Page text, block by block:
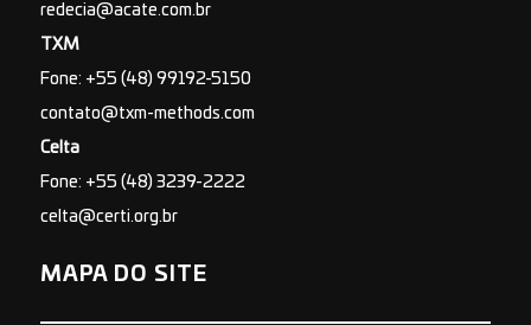
redecia@acate.com.br
TXM
Fone: +55 (48) 99192-5150
contato@txm-methods.com
Celta
Fone: +55 (48) 3239-2222
celta@certi.org.br
MAPA DO SITE